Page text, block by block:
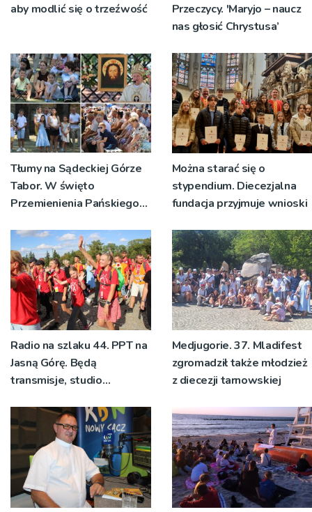
aby modlić się o trzeźwość
Przeczycy. 'Maryjo – naucz
nas głosić Chrystusa’
Tłumy na Sądeckiej Górze
Tabor. W święto
Przemienienia Pańskiego
znaczeniu Sakramentów
[ZDJĘCIA]
Można starać się o
stypendium. Diecezjalna
fundacja przyjmuje wnioski
Radio na szlaku 44. PPT na
Jasną Górę. Będą
transmisje, studio
pozdrowienia
Medjugorie. 37. Mladifest
zgromadził także młodzież
z diecezji tarnowskiej